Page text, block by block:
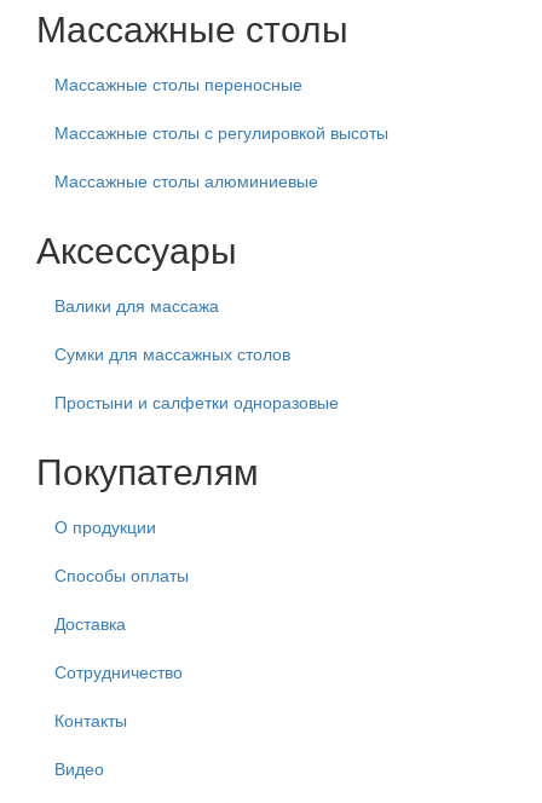
Массажные столы
Массажные столы переносные
Массажные столы с регулировкой высоты
Массажные столы алюминиевые
Аксессуары
Валики для массажа
Сумки для массажных столов
Простыни и салфетки одноразовые
Покупателям
О продукции
Способы оплаты
Доставка
Сотрудничество
Контакты
Видео